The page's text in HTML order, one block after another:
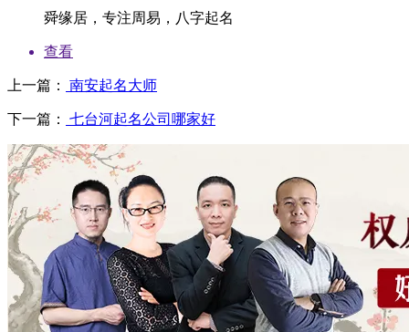
舜缘居，专注周易，八字起名
查看
上一篇： 南安起名大师
下一篇： 七台河起名公司哪家好